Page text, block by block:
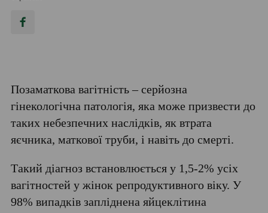
Позаматкова вагітність – серйозна
гінекологічна патологія, яка може призвести до
таких небезпечних наслідків, як втрата
яєчника, маткової труби, і навіть до смерті.
Такий діагноз встановлюється у 1,5-2% усіх
вагітностей у жінок репродуктивного віку. У
98% випадків запліднена яйцеклітина